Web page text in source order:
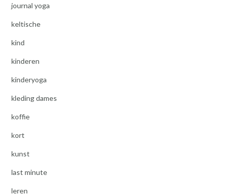
journal yoga
keltische
kind
kinderen
kinderyoga
kleding dames
koffie
kort
kunst
last minute
leren